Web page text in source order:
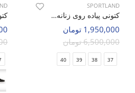
SPORTLAND
کتونی پیاده روی زنانه اسپورتلند Fuse Aero W
1,950,000 تومان
6,500,000 تومان
37
38
39
40